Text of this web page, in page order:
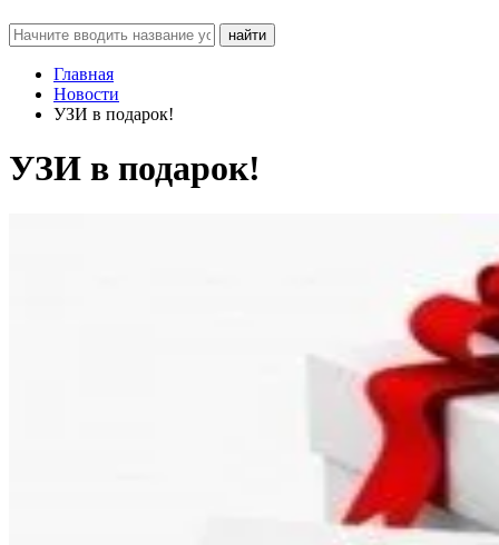
найти
Главная
Новости
УЗИ в подарок!
УЗИ в подарок!